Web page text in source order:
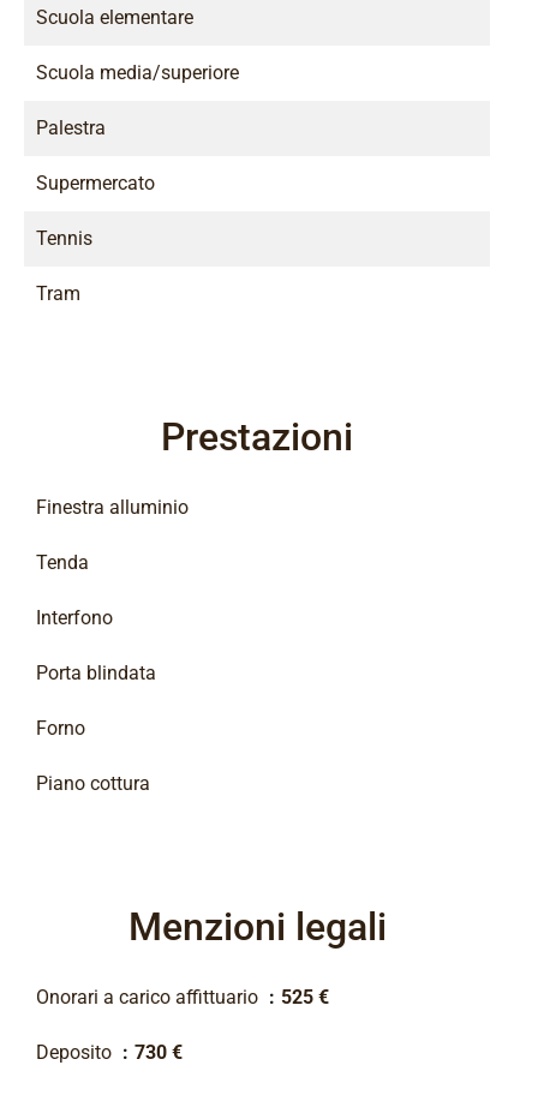
Scuola elementare
Scuola media/superiore
Palestra
Supermercato
Tennis
Tram
Prestazioni
Finestra alluminio
Tenda
Interfono
Porta blindata
Forno
Piano cottura
Menzioni legali
Onorari a carico affittuario 525 €
Deposito 730 €